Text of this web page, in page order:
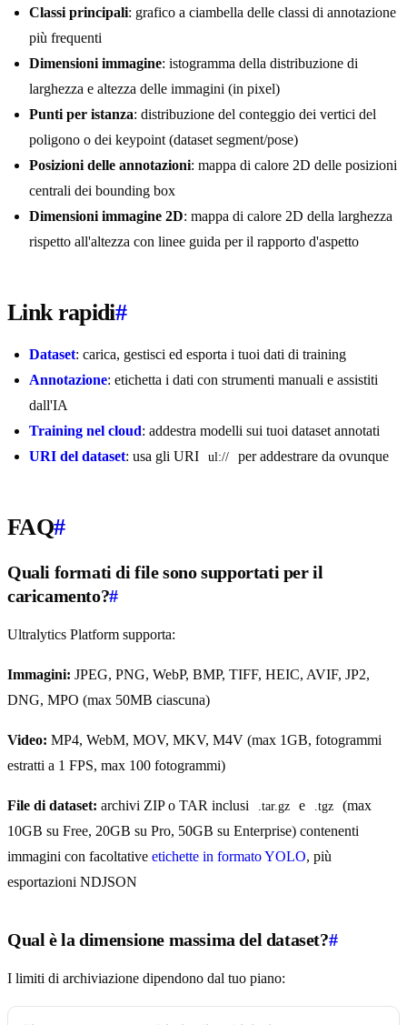
Classi principali: grafico a ciambella delle classi di annotazione
più frequenti
Dimensioni immagine: istogramma della distribuzione di
larghezza e altezza delle immagini (in pixel)
Punti per istanza: distribuzione del conteggio dei vertici del
poligono o dei keypoint (dataset segment/pose)
Posizioni delle annotazioni: mappa di calore 2D delle posizioni
centrali dei bounding box
Dimensioni immagine 2D: mappa di calore 2D della larghezza
rispetto all'altezza con linee guida per il rapporto d'aspetto
Link rapidi#
Dataset: carica, gestisci ed esporta i tuoi dati di training
Annotazione: etichetta i dati con strumenti manuali e assistiti
dall'IA
Training nel cloud: addestra modelli sui tuoi dataset annotati
URI del dataset: usa gli URI ul:// per addestrare da ovunque
FAQ#
Quali formati di file sono supportati per il
caricamento?#
Ultralytics Platform supporta:
Immagini: JPEG, PNG, WebP, BMP, TIFF, HEIC, AVIF, JP2,
DNG, MPO (max 50MB ciascuna)
Video: MP4, WebM, MOV, MKV, M4V (max 1GB, fotogrammi
estratti a 1 FPS, max 100 fotogrammi)
File di dataset: archivi ZIP o TAR inclusi .tar.gz e .tgz
(max
10GB su Free, 20GB su Pro, 50GB su Enterprise) contenenti
immagini con facoltative etichette in formato YOLO, più
esportazioni NDJSON
Qual è la dimensione massima del dataset?#
I limiti di archiviazione dipendono dal tuo piano: